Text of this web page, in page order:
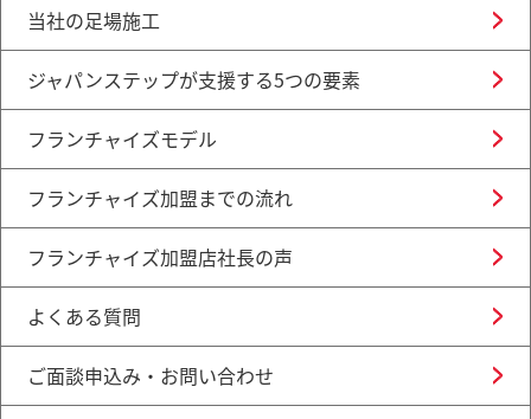
当社の足場施工
ジャパンステップが支援する5つの要素
フランチャイズモデル
フランチャイズ加盟までの流れ
フランチャイズ加盟店社長の声
よくある質問
ご面談申込み・お問い合わせ